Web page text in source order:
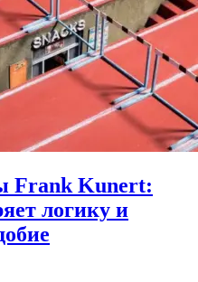
Frank Kunert:
логику и